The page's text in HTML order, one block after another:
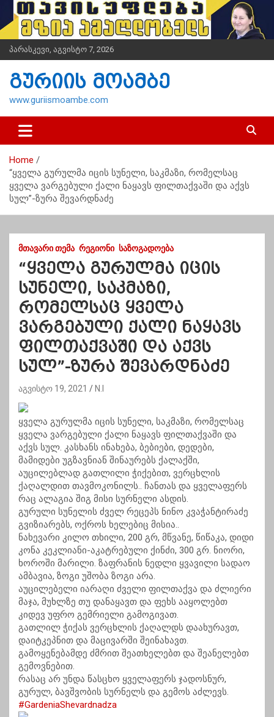
i
t
n
პარასკევი, აგვისტო 7, 2026
გურიის მოამბე
www.guriismoambe.com
Home
“ყველა გურულმა იცის სუნელი, საკმაზი, რომელსაც
ყველა ვარგებული ქალი ნაყავს ფილთაქვაში და აქვს
სულ”-ზურა შევარდნაძე
ᲛᲗᲐᲕᲐᲠᲘ ᲗᲔᲛᲐ ᲠᲔᲒᲘᲝᲜᲘ ᲡᲐᲖᲝᲒᲐᲓᲝᲔᲑᲐ
“ყველა გურულმა იცის
სუნელი, საკმაზი,
რომელსაც ყველა
ვარგებული ქალი ნაყავს
ფილთაქვაში და აქვს
სულ”-ზურა შევარდნაძე
აგვისტო 19, 2021 N.I
ყველა გურულმა იცის სუნელი, საკმაზი, რომელსაც
ყველა ვარგებული ქალი ნაყავს ფილთაქვაში და
აქვს სულ. კასხანს ინახება, ბებიები, დედები,
მამიდები უგზავნიან შინაურებს ქალაქში,
აუცილებლად გათლილი ჭიქებით, ვერცხლის
ქაღალდით თავმოკონილს.. ჩანთას და ყველაფერს
რაც ალაგია შიგ მისი სურნელი ასდის.
გურული სუნელის ძველ რეცეპს ნინო კვაჭანტირაძე
გვიზიარებს, ოქროს ხელებიც მისია..
ნახევარი კილო თხილი, 200 გრ, მწვანე, წიწაკა, დიდი
კონა კეკლიანი-აკატრებული ქინძი, 300 გრ. ნიორი,
ხოროში მარილი. ზაფრანის ნედლი ყვავილი სადაო
ამბავია, ზოგი უშობა ზოგი არა.
აუცილებელი იარაღი ძველი ფილთაქვა და ძლიერი
მაჯა, მუხლზე თუ დანაყავთ და ფეხს ააყოლებთ
კიდევ უფრო გემრიელი გამოგივათ.
გათლილ ჭიქას ვერცხლის ქაღალდს დაახურავთ,
დაიტკეპნით და მაცივარში შეინახავთ.
გამოყენებამდე ძმრით შეათხელებთ და შეანელებთ
გემოვნებით.
რასაც არ უნდა წასცხო ყველაფერს ჯადოსნურ,
გურულ, ბავშვობის სურნელს და გემოს აძლევს.
#GardeniaShevardnadza